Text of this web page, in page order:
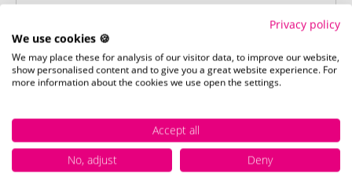
Stap 3:
Artikelvoorbeeld en goedkeuring
U ontvangt van ons een gratis
drukvoorbeeld met uw ontwerp. Zodra u
met de productie.
Privacy policy
We use cookies 🍪
We may place these for analysis of our visitor data, to improve our website,
show personalised content and to give you a great website experience. For
more information about the cookies we use open the settings.
Accept all
No, adjust
Deny